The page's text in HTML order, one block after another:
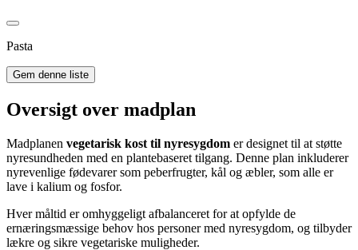
Pasta
Gem denne liste
Oversigt over madplan
Madplanen vegetarisk kost til nyresygdom er designet til at støtte
nyresundheden med en plantebaseret tilgang. Denne plan inkluderer
nyrevenlige fødevarer som peberfrugter, kål og æbler, som alle er
lave i kalium og fosfor.
Hver måltid er omhyggeligt afbalanceret for at opfylde de
ernæringsmæssige behov hos personer med nyresygdom, og tilbyder
lækre og sikre vegetariske muligheder.